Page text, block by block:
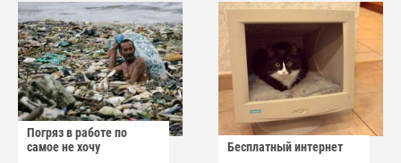
Погряз в работе по
самое не хочу
Бесплатный интернет